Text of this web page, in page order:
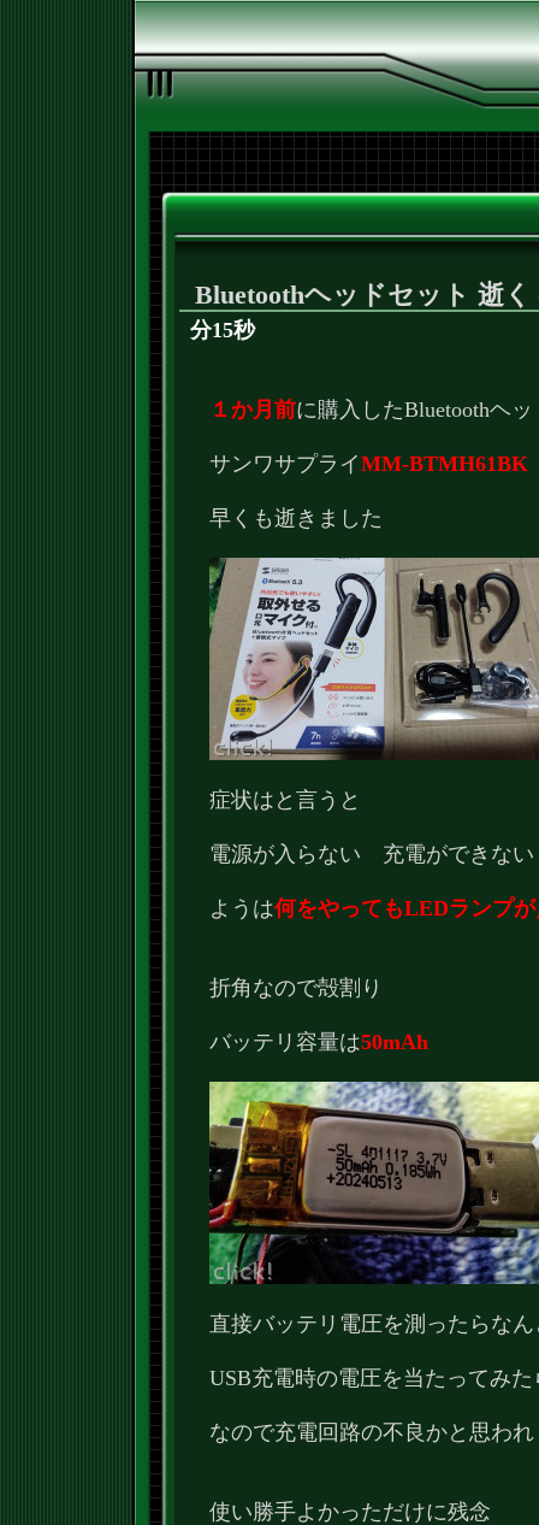
Bluetoothヘッドセット 逝く
分15秒
１か月前に購入したBluetoothヘ
サンワサプライMM-BTMH61BK
早くも逝きました
症状はと言うと
電源が入らない 充電ができない
ようは何をやってもLEDランプ
折角なので殻割り
バッテリ容量は50mAh
直接バッテリ電圧を測ったらなん
USB充電時の電圧を当たってみた
なので充電回路の不良かと思われ
使い勝手よかっただけに残念